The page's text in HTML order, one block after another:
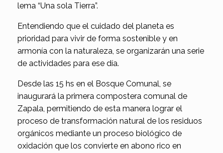
lema “Una sola Tierra”.
Entendiendo que el cuidado del planeta es
prioridad para vivir de forma sostenible y en
armonía con la naturaleza, se organizarán una serie
de actividades para ese día.
Desde las 15 hs en el Bosque Comunal, se
inaugurará la primera compostera comunal de
Zapala, permitiendo de esta manera lograr el
proceso de transformación natural de los residuos
orgánicos mediante un proceso biológico de
oxidación que los convierte en abono rico en